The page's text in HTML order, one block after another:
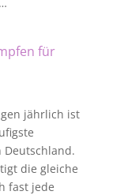
für
jährlich ist
Deutschland.
die gleiche
fast jede